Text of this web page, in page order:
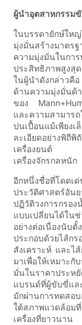
ผู้นำอุตสาหกรรม
ในบรรดายักษ์ให
มุ่งมั่นสร้างมาตร
ความมุ่งมั่นในกา
ประสิทธิภาพสูงสุ
ในผู้นำดังกล่าวคื
ด้านความมุ่งมั่นด้
ของ
และความสามาร
ปนเปื้อนแม้เพียง
ละเอียดอย่างพิถี
เครื่องยนต์ พร้
เครื่องจักรกลหนัก
อีกหนึ่งชื่อที่โด
ประวัติศาสตร์อัน
ปฏิวัติวงการกรอง
แบบเปลี่ยนได้ใ
อย่างต่อเนื่องนั
ประกอบด้วยไส้ก
สังเคราะห์ และไ
มาเพื่อให้เหมาะ
มั่นในราคาประ
แบรนด์ที่ผู้ขับขี่แล
มักผ่านการทดสอบ
ใต้สภาพแวดล้อม
เครื่องที่ยาวนาน